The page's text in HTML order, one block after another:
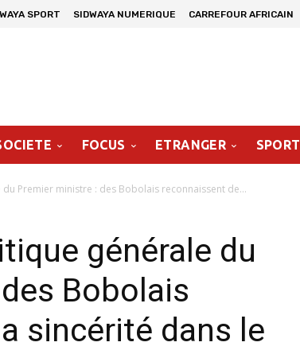
SPORT SIDWAYA NUMERIQUE CARREFOUR AFRICAIN
FOCUS ETRANGER SPORT
Premier ministre : des Bobolais reconnaissent de...
générale du
Bobolais
sincérité dans le